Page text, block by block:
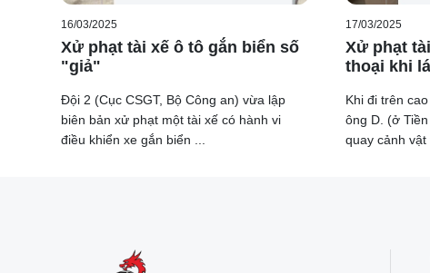
16/03/2025
Xử phạt tài xế ô tô gắn biển số
"giả"
Đội 2 (Cục CSGT, Bộ Công an) vừa lập
biên bản xử phạt một tài xế có hành vi
điều khiển xe gắn biển ...
17/03/2025
Xử phạt
thoại khi
Khi đi trên
ông D. (ở
quay cảnh vật